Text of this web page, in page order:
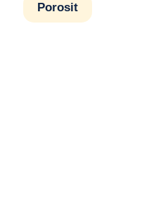
Porosit